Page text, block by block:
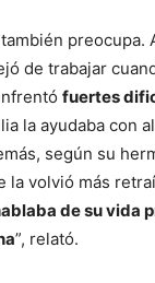
preocupa.
de trabajar
fuertes
la ayudaba con
según su
la volvió más
de su vida
”, relató.